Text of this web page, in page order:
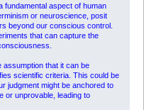
fundamental aspect of human
or neuroscience, posit
beyond our conscious control.
that can capture the
assumption that it can be
scientific criteria. This could be
judgment might be anchored to
or unprovable, leading to